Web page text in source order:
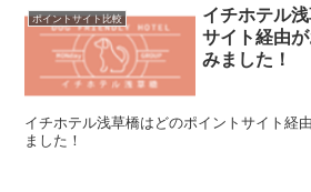
ポイントサイト比較
イチホテル
サイト経由
みました！
イチホテル浅草橋はどのポイントサイト経
ました！